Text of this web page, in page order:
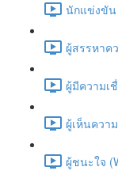
นักแข่งขัน
ผู้สรรหาค
ผู้มีความเ
ผู้เห็นควา
ผู้ชนะใจ